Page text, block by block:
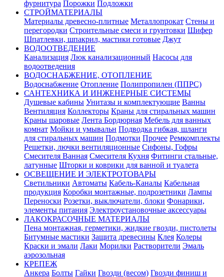
фурнитура Порожки Подложки
СТРОЙМАТЕРИАЛЫ
Материалы древесно-плитные Металлопрокат Стены и
перегородки Строительные смеси и грунтовки Шифер
Шпатлевки, шпакрил, мастики готовые Джут
ВОДООТВЕДЕНИЕ
Канализация Люк канализационный Насосы для
водоотведения
ВОДОСНАБЖЕНИЕ, ОТОПЛЕНИЕ
Водоснабжение Отопление Полипропилен (ППРС)
САНТЕХНИКА И ИНЖЕНЕРНЫЕ СИСТЕМЫ
Душевые кабины Унитазы и комплектующие Ванны
Вентиляция Коллекторы Краны для стиральных машин
Краны шаровые Лента Бордюрная Мебель для ванных
комнат Мойки и умывальн Подводка гибкая, шланги
для стиральных машин Подмотки Прочее Ремкомплекты
Решетки, лючки вентиляционные Сифоны, Гофры
Смесителя Ванная Смесителя Кухня Фитинги стальные,
латунные Шторки и коврики для ванной и туалета
ОСВЕЩЕНИЕ И ЭЛЕКТРОТОВАРЫ
Светильники Автоматы Кабель-Каналы Кабельная
продукция Коробки монтажные, подрозетники Лампы
Переноски Розетки, выключатели, блоки Фонарики,
элементы питания Электроустановочные аксессуары
ЛАКОКРАСОЧНЫЕ МАТЕРИАЛЫ
Пена монтажная, герметики, жидкие гвозди, пистолеты
Битумные мастики Защита древесины Клея Колеры
Краски и эмали Лаки Морилки Растворители Эмаль
аэрозольная
КРЕПЕЖ
Анкера Болты Гайки Гвозди (весом) Гвозди финиш и